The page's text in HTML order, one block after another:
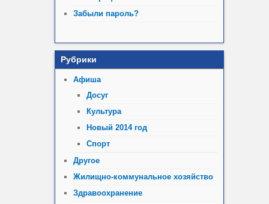
Забыли пароль?
Рубрики
Афиша
Досуг
Культура
Новый 2014 год
Спорт
Другое
Жилищно-коммунальное хозяйство
Здравоохранение